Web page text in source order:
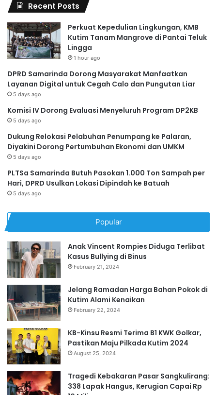
Recent Posts
Perkuat Kepedulian Lingkungan, KMB
Kutim Tanam Mangrove di Pantai Teluk
Lingga
1 hour ago
DPRD Samarinda Dorong Masyarakat Manfaatkan
Layanan Digital untuk Cegah Calo dan Pungutan Liar
5 days ago
Komisi IV Dorong Evaluasi Menyeluruh Program DP2KB
5 days ago
Dukung Relokasi Pelabuhan Penumpang ke Palaran,
Diyakini Dorong Pertumbuhan Ekonomi dan UMKM
5 days ago
PLTSa Samarinda Butuh Pasokan 1.000 Ton Sampah per
Hari, DPRD Usulkan Lokasi Dipindah ke Batuah
5 days ago
Popular
Anak Vincent Rompies Diduga Terlibat
Kasus Bullying di Binus
February 21, 2024
Jelang Ramadan Harga Bahan Pokok di
Kutim Alami Kenaikan
February 22, 2024
KB-Kinsu Resmi Terima B1 KWK Golkar,
Pastikan Maju Pilkada Kutim 2024
August 25, 2024
Tragedi Kebakaran Pasar Sangkulirang:
338 Lapak Hangus, Kerugian Capai Rp